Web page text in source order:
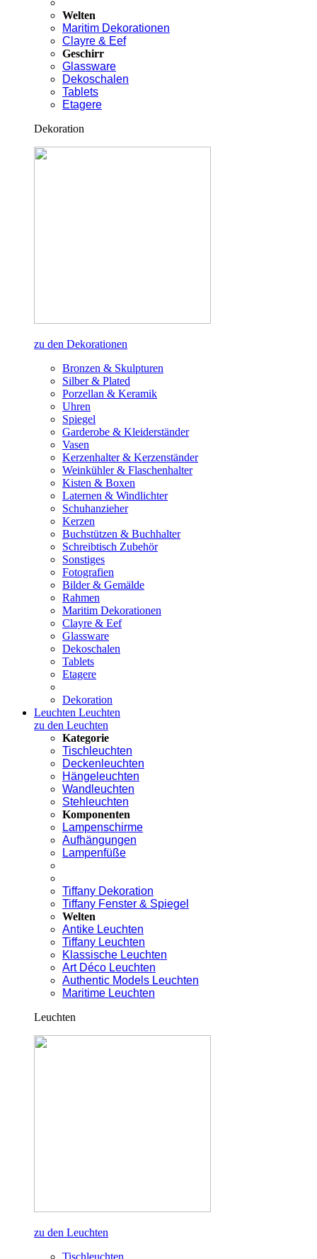
Welten
Maritim Dekorationen
Clayre & Eef
Geschirr
Glassware
Dekoschalen
Tablets
Etagere
Dekoration
zu den Dekorationen
Bronzen & Skulpturen
Silber & Plated
Porzellan & Keramik
Uhren
Spiegel
Garderobe & Kleiderständer
Vasen
Kerzenhalter & Kerzenständer
Weinkühler & Flaschenhalter
Kisten & Boxen
Laternen & Windlichter
Schuhanzieher
Kerzen
Buchstützen & Buchhalter
Schreibtisch Zubehör
Sonstiges
Fotografien
Bilder & Gemälde
Rahmen
Maritim Dekorationen
Clayre & Eef
Glassware
Dekoschalen
Tablets
Etagere
Dekoration
Leuchten Leuchten
zu den Leuchten
Kategorie
Tischleuchten
Deckenleuchten
Hängeleuchten
Wandleuchten
Stehleuchten
Komponenten
Lampenschirme
Aufhängungen
Lampenfüße
Tiffany Dekoration
Tiffany Fenster & Spiegel
Welten
Antike Leuchten
Tiffany Leuchten
Klassische Leuchten
Art Déco Leuchten
Authentic Models Leuchten
Maritime Leuchten
Leuchten
zu den Leuchten
Tischleuchten